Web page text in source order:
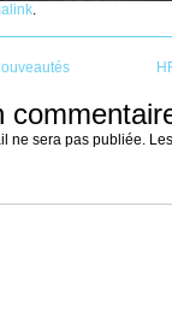
.
ne sera pas publiée.